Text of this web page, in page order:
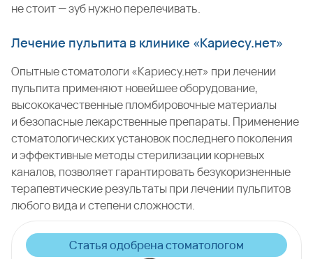
не стоит — зуб нужно перелечивать.
Лечение пульпита в клинике «Кариесу.нет»
Опытные стоматологи «Кариесу.нет» при лечении
пульпита применяют новейшее оборудование,
высококачественные пломбировочные материалы
и безопасные лекарственные препараты. Применение
стоматологических установок последнего поколения
и эффективные методы стерилизации корневых
каналов, позволяет гарантировать безукоризненные
терапевтические результаты при лечении пульпитов
любого вида и степени сложности.
Статья одобрена стоматологом